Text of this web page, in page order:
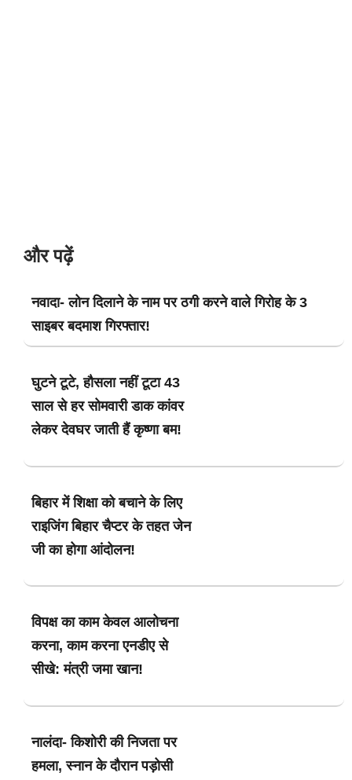
और पढ़ें
नवादा- लोन दिलाने के नाम पर ठगी करने वाले गिरोह के 3
साइबर बदमाश गिरफ्तार!
घुटने टूटे, हौसला नहीं टूटा 43
साल से हर सोमवारी डाक कांवर
लेकर देवघर जाती हैं कृष्णा बम!
बिहार में शिक्षा को बचाने के लिए
राइजिंग बिहार चैप्टर के तहत जेन
जी का होगा आंदोलन!
विपक्ष का काम केवल आलोचना
करना, काम करना एनडीए से
सीखे: मंत्री जमा खान!
नालंदा- किशोरी की निजता पर
हमला, स्नान के दौरान पड़ोसी